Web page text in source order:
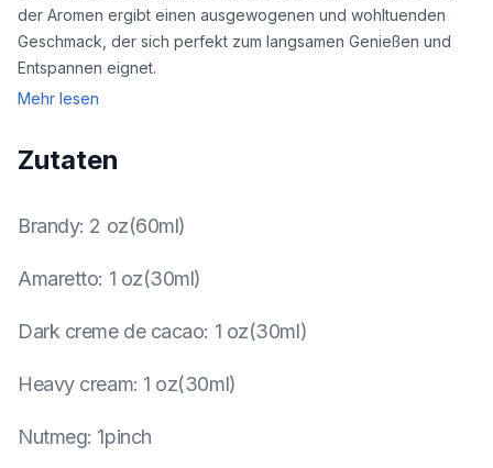
der Aromen ergibt einen ausgewogenen und wohltuenden
Geschmack, der sich perfekt zum langsamen Genießen und
Entspannen eignet.
Mehr lesen
Zutaten
Brandy: 2 oz(60ml)
Amaretto: 1 oz(30ml)
Dark creme de cacao: 1 oz(30ml)
Heavy cream: 1 oz(30ml)
Nutmeg: 1pinch